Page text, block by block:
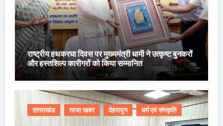
राष्ट्रीय हथकरघा दिवस पर मुख्यमंत्री धामी ने उत्कृष्ट बुनकरों
और हस्तशिल्प कारीगरों को किया सम्मानित
उत्तराखंड ताजा खबर देहरादून धर्म एवं संस्कृति